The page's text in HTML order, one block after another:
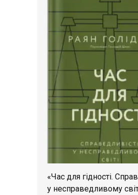
«Час для гідності.
у несправедливому